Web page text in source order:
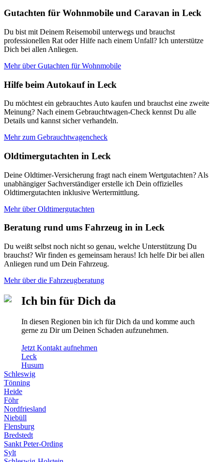
Gutachten für Wohnmobile und Caravan in Leck
Du bist mit Deinem Reisemobil unterwegs und brauchst
professionellen Rat oder Hilfe nach einem Unfall? Ich unterstütze
Dich bei allen Anliegen.
Mehr über Gutachten für Wohnmobile
Hilfe beim Autokauf in Leck
Du möchtest ein gebrauchtes Auto kaufen und brauchst eine zweite
Meinung? Nach einem Gebrauchtwagen-Check kennst Du alle
Details und kannst sicher verhandeln.
Mehr zum Gebrauchtwagencheck
Oldtimergutachten in Leck
Deine Oldtimer-Versicherung fragt nach einem Wertgutachten? Als
unabhängiger Sachverständiger erstelle ich Dein offizielles
Oldtimergutachten inklusive Wertermittlung.
Mehr über Oldtimergutachten
Beratung rund ums Fahrzeug in in Leck
Du weißt selbst noch nicht so genau, welche Unterstützung Du
brauchst? Wir finden es gemeinsam heraus! Ich helfe Dir bei allen
Anliegen rund um Dein Fahrzeug.
Mehr über die Fahrzeugberatung
Ich bin für Dich da
In diesen Regionen bin ich für Dich da und komme auch
gerne zu Dir um Deinen Schaden aufzunehmen.
Jetzt Kontakt aufnehmen
Leck
Husum
Schleswig
Tönning
Heide
Föhr
Nordfriesland
Niebüll
Flensburg
Bredstedt
Sankt Peter-Ording
Sylt